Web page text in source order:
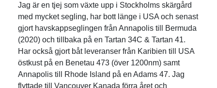
Jag är en tjej som växte upp i Stockholms skärgård
med mycket segling, har bott länge i USA och senast
gjort havskappseglingen från Annapolis till Bermuda
(2020) och tillbaka på en Tartan 34C & Tartan 41.
Har också gjort båt leveranser från Karibien till USA
östkust på en Benetau 473 (över 1200nm) samt
Annapolis till Rhode Island på en Adams 47. Jag
flyttade till Vancouver Kanada förra året och